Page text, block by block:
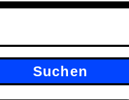
Suchen